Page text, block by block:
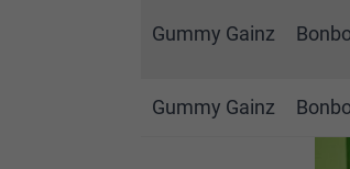
Gummy Gainz
Gummy Gainz